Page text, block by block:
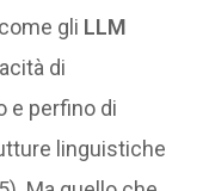
gli LLM
di
e perfino di
linguistiche